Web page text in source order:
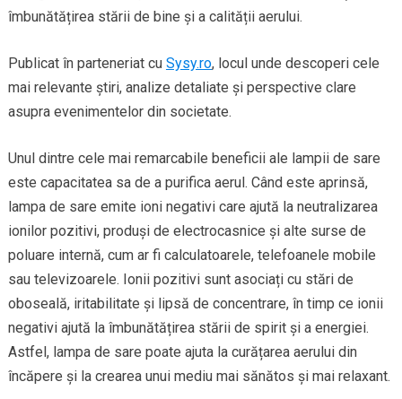
îmbunătățirea stării de bine și a calității aerului.
Publicat în parteneriat cu Sysy.ro, locul unde descoperi cele
mai relevante știri, analize detaliate și perspective clare
asupra evenimentelor din societate.
Unul dintre cele mai remarcabile beneficii ale lampii de sare
este capacitatea sa de a purifica aerul. Când este aprinsă,
lampa de sare emite ioni negativi care ajută la neutralizarea
ionilor pozitivi, produși de electrocasnice și alte surse de
poluare internă, cum ar fi calculatoarele, telefoanele mobile
sau televizoarele. Ionii pozitivi sunt asociați cu stări de
oboseală, iritabilitate și lipsă de concentrare, în timp ce ionii
negativi ajută la îmbunătățirea stării de spirit și a energiei.
Astfel, lampa de sare poate ajuta la curățarea aerului din
încăpere și la crearea unui mediu mai sănătos și mai relaxant.